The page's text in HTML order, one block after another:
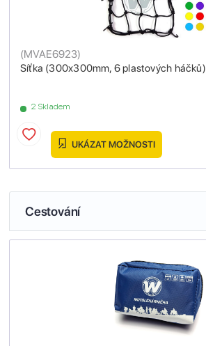
Síťka (300x300mm, 6 plastových háčků)
(MVAE6923)
2 Skladem
UKÁZAT MOŽNOSTI
Cestování